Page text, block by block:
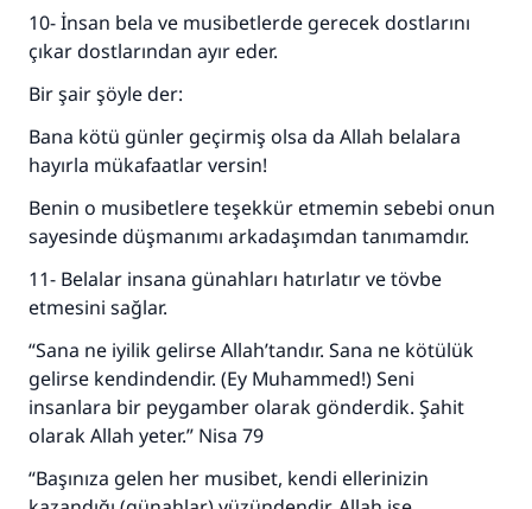
10- İnsan bela ve musibetlerde gerecek dostlarını
çıkar dostlarından ayır eder.
Bir şair şöyle der:
Bana kötü günler geçirmiş olsa da Allah belalara
hayırla mükafaatlar versin!
Benin o musibetlere teşekkür etmemin sebebi onun
sayesinde düşmanımı arkadaşımdan tanımamdır.
11- Belalar insana günahları hatırlatır ve tövbe
etmesini sağlar.
“Sana ne iyilik gelirse Allah’tandır. Sana ne kötülük
gelirse kendindendir. (Ey Muhammed!) Seni
insanlara bir peygamber olarak gönderdik. Şahit
olarak Allah yeter.” Nisa 79
“Başınıza gelen her musibet, kendi ellerinizin